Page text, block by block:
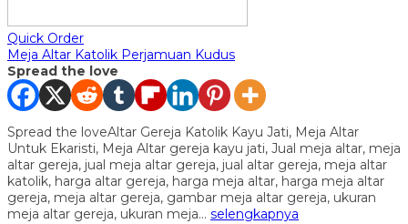
Quick Order
Meja Altar Katolik Perjamuan Kudus
Spread the love
Spread the loveAltar Gereja Katolik Kayu Jati, Meja Altar
Untuk Ekaristi, Meja Altar gereja kayu jati, Jual meja altar, meja
altar gereja, jual meja altar gereja, jual altar gereja, meja altar
katolik, harga altar gereja, harga meja altar, harga meja altar
gereja, meja altar gereja, gambar meja altar gereja, ukuran
meja altar gereja, ukuran meja… selengkapnya